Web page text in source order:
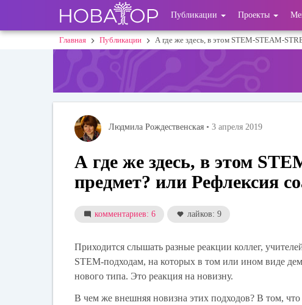
основному
User
account
Публикации Проекты
Строка
Главная Публикации А где же здесь, в этом STEM-STEАM-
Людмила Рождественская • 3 апреля 2019
А где же здесь, в этом
предмет? или Рефлексия
комментариев: 6 лайков: 9
Приходится слышать разные реакции коллег,
STEM-подходам, на которых в том или ином виде
нового типа. Это реакция на новизну.
В чем же внешняя новизна этих подходов? В том,